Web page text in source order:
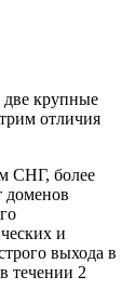
две крупные
отличия
СНГ, более
доменов
и
выхода в
течении 2